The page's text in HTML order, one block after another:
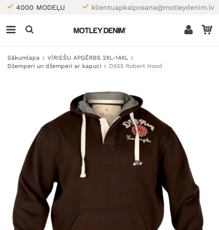
4000 MODEĻU klientuapkalposana@motleydenim.lv
Sākumlapa
VĪRIEŠU APĢĒRBS 2XL-14XL
Džemperi un džemperi ar kapuci
D555 Robert Hood